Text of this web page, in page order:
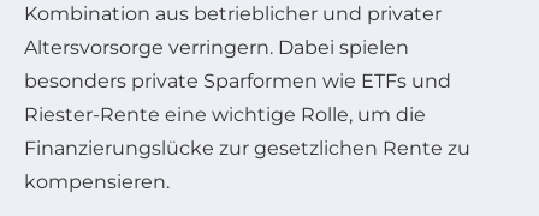
Kombination aus betrieblicher und privater
Altersvorsorge verringern. Dabei spielen
besonders private Sparformen wie ETFs und
Riester-Rente eine wichtige Rolle, um die
Finanzierungslücke zur gesetzlichen Rente zu
kompensieren.